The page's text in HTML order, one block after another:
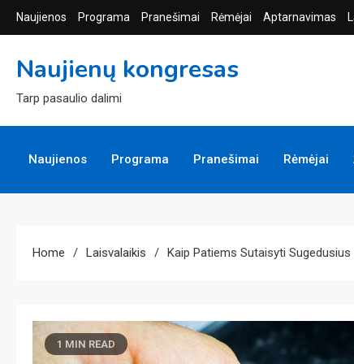
Skip
to
Naujienos Programa Pranešimai Rėmėjai Aptarnavimas
Naujienų kongresas
Tarp pasaulio dalimi
Naujienos Programa Pranešimai Rėmėjai
Home Laisvalaikis Kaip Patiems Sutaisyti
1 MIN READ